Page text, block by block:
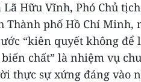
Lã Hữu Vĩnh, Phó Chủ
Thành phố Hồ Chí Minh,
“kiên quyết không
chất” là nhiệm vụ
thực sự xứng đáng vào